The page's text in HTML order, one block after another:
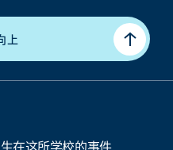
上
在这所学校的事件